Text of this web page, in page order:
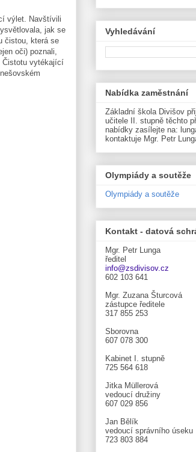
výlet. Navštívili
jak se
čistou, která se
oči) poznali,
Čistotu vytékající
Vyhledávání
Nabídka zaměstnání
Základní škola Divišov
učitele II. stupně těchto
nabídky zasílejte na:
kontaktuje Mgr. Petr
Olympiády a soutěže
Olympiády a soutěže
Kontakt - datová
Mgr. Petr Lunga
ředitel
info@zsdivisov.cz
602 103 641
Mgr. Zuzana Šturcová
zástupce ředitele
317 855 253
Sborovna
607 078 300
Kabinet I. stupně
725 564 618
Jitka Müllerová
vedoucí družiny
607 029 856
Jan Bělík
vedoucí správního úseku
723 803 884